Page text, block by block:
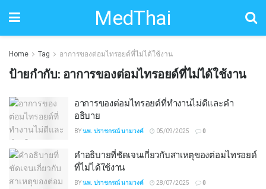
MedThai
Home Tag อาการของต่อมไทรอยด์ที่ไม่ได้ใช้งาน
ป้ายกำกับ: อาการของต่อมไทรอยด์ที่ไม่ได้ใช้งาน
อาการของต่อมไทรอยด์ที่ทำงานไม่ดีและคำ
อธิบาย
BYนพ. ปราชกรณ์ นามวงค์ 05/09/2025 0
คำอธิบายที่ชัดเจนเกี่ยวกับสาเหตุของต่อมไทรอยด์
ที่ไม่ได้ใช้งาน
BYนพ. ปราชกรณ์ นามวงค์ 28/07/2025 0